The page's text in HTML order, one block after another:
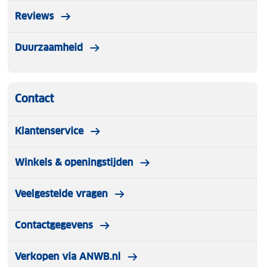
Reviews
Duurzaamheid
Contact
Klantenservice
Winkels & openingstijden
Veelgestelde vragen
Contactgegevens
Verkopen via ANWB.nl